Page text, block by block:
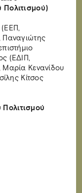
Πολιτισμού)
(ΕΕΠ,
Παναγιώτης
(ΕΔΙΠ,
Μαρία Κενανίδου
Κίτσος